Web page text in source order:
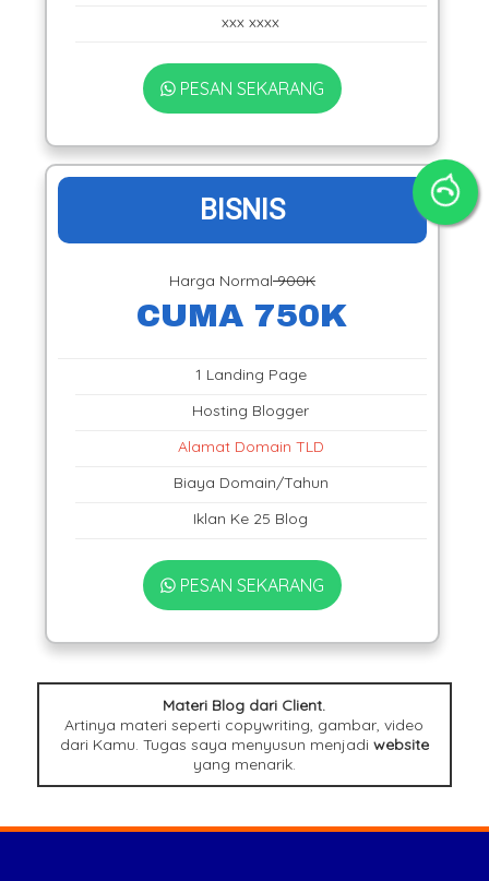
xxx xxxx
PESAN SEKARANG
BISNIS
Harga Normal900K
CUMA 750K
1 Landing Page
Hosting Blogger
Alamat Domain TLD
Biaya Domain/Tahun
Iklan Ke 25 Blog
PESAN SEKARANG
Materi Blog dari Client.
Artinya materi seperti copywriting, gambar, video
dari Kamu. Tugas saya menyusun menjadi website
yang menarik.